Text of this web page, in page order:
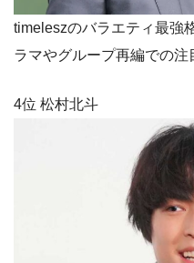
timeleszのバラエティ最強
ラマやグループ再編での注
4位 松村北斗